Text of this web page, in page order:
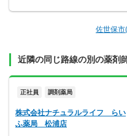
佐世保市
近隣の同じ路線の別の薬剤
正社員 調剤薬局
株式会社ナチュラルライフ らい
ふ薬局 松浦店